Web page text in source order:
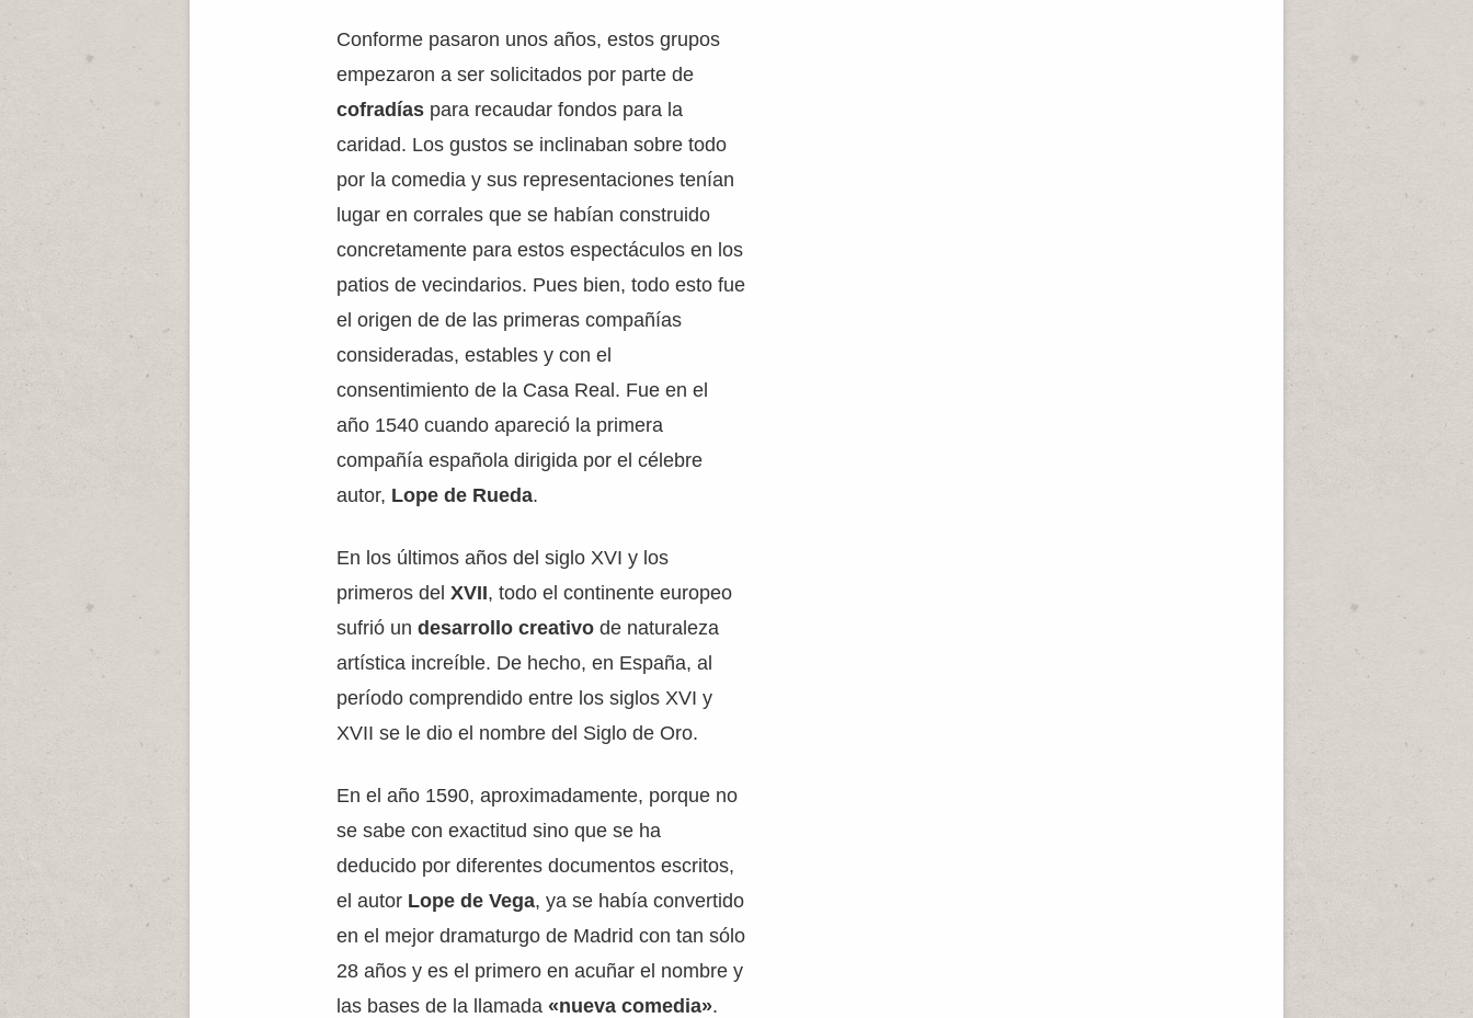
Conforme pasaron unos años, estos grupos
empezaron a ser solicitados por parte de
cofradías para recaudar fondos para la
caridad. Los gustos se inclinaban sobre todo
por la comedia y sus representaciones tenían
lugar en corrales que se habían construido
concretamente para estos espectáculos en los
patios de vecindarios. Pues bien, todo esto fue
el origen de de las primeras compañías
consideradas, estables y con el
consentimiento de la Casa Real. Fue en el
año 1540 cuando apareció la primera
compañía española dirigida por el célebre
autor, Lope de Rueda.
En los últimos años del siglo XVI y los
primeros delXVII, todo el continente europeo
sufrió undesarrollo creativo de naturaleza
artística increíble. De hecho, en España, al
período comprendido entre los siglos XVI y
XVII se le dio el nombre del Siglo de Oro.
En el año 1590, aproximadamente, porque no
se sabe con exactitud sino que se ha
deducido por diferentes documentos escritos,
el autor Lope de Vega, ya se había convertido
en el mejor dramaturgo de Madrid con tan sólo
28 años y es el primero en acuñar el nombre y
las bases de la llamada«nueva comedia».